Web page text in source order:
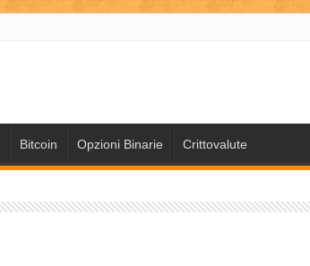
Bitcoin Opzioni Binarie Crittovalute